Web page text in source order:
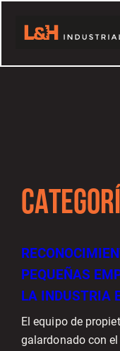
PEQUEÑAS
LA INDUSTRIA
El equipo de
galardonado con